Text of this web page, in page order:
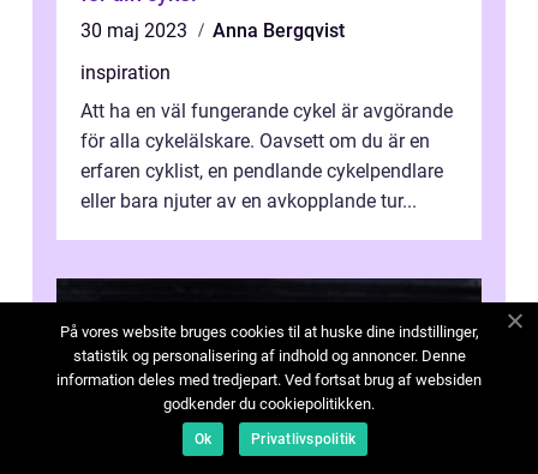
30 maj 2023
Anna Bergqvist
inspiration
Att ha en väl fungerande cykel är avgörande
för alla cykelälskare. Oavsett om du är en
erfaren cyklist, en pendlande cykelpendlare
eller bara njuter av en avkopplande tur...
På vores website bruges cookies til at huske dine indstillinger,
statistik og personalisering af indhold og annoncer. Denne
information deles med tredjepart. Ved fortsat brug af websiden
godkender du cookiepolitikken.
Ok Privatlivspolitik